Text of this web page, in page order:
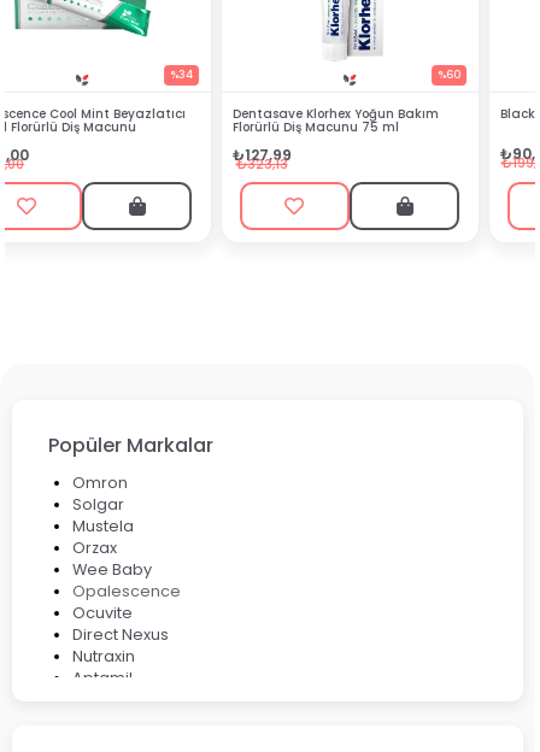
Dentasave Klorhex Yoğun Bakım
Florürlü Diş Macunu 75 ml
Black Berry Bitkisel Sprey 25 ml
Popüler Markalar
Omron
Solgar
Mustela
Orzax
Wee Baby
Opalescence
Ocuvite
Direct Nexus
Nutraxin
Aptamil